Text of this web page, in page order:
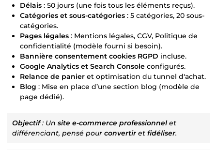
Délais : 50 jours (une fois tous les éléments reçus).
Catégories et sous-catégories : 5 catégories, 20 sous-
catégories.
Pages légales : Mentions légales, CGV, Politique de
confidentialité (modèle fourni si besoin).
Bannière consentement cookies RGPD incluse.
Google Analytics et Search Console configurés.
Relance de panier et optimisation du tunnel d'achat.
Blog : Mise en place d’une section blog (modèle de
page dédié).
Objectif: Un site e-commerce professionnel et
différenciant, pensé pour convertiret fidéliser.